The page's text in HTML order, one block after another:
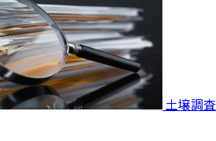
土壌調査